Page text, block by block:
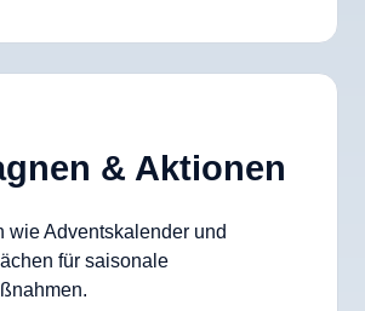
& Aktionen
wie Adventskalender und
für saisonale